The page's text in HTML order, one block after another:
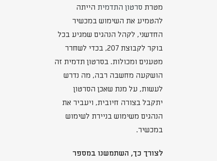
מטרת סרטון התדמית הייתה
להטמיע את השימוש במכשיר
החדשני, לקהל הנהגים שמגיע בכל
בוקר לקבוצת 207, בכדי לשחרר
מטענים ומכולות. בסרטון תדמית זה
הושקעה מחשבה רבה, מה נדרש
לעשות, על מנת שאכן הסרטון
יתקבל בצורה חיובית, ויעביר את
הנהגים משימוש בניירת לשימוש
במכשיר.
לצורך כך, השתמשנו במספר